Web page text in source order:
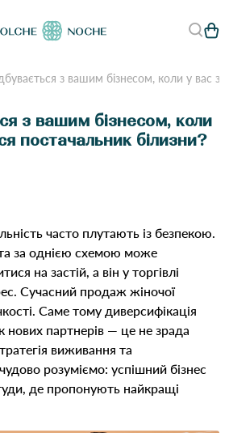
з вашим бізнесом, коли у вас
з вашим бізнесом, коли
постачальник білизни?
часто плутають із безпекою.
за однією схемою може
на застій, а він у торгівлі
Сучасний продаж жіночої
Саме тому диверсифікація
нових партнерів — це не зрада
виживання та
розуміємо: успішний бізнес
де пропонують найкращі